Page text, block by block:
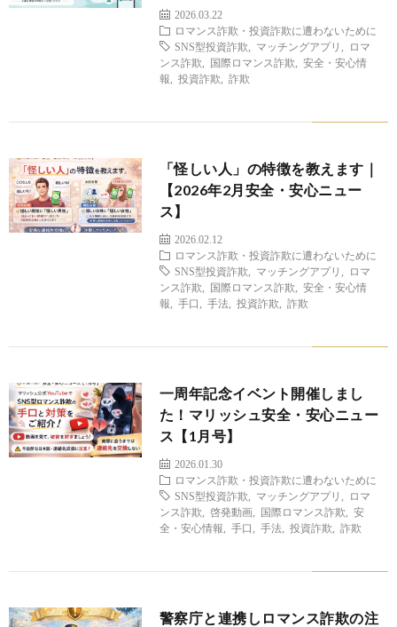
2026.03.22
ロマンス詐欺・投資詐欺に遭わないために
SNS型投資詐欺
マッチングアプリ
ロマ
ンス詐欺
国際ロマンス詐欺
安全・安心情
報
投資詐欺 詐欺
「怪しい人」の特徴を教えます｜
【2026年2月安全・安心ニュー
ス】
2026.02.12
ロマンス詐欺・投資詐欺に遭わないために
SNS型投資詐欺
マッチングアプリ
ロマ
ンス詐欺
国際ロマンス詐欺
安全・安心情
報
手口 手法, 投資詐欺 詐欺
一周年記念イベント開催しまし
た！マリッシュ安全・安心ニュー
ス【1月号】
2026.01.30
ロマンス詐欺・投資詐欺に遭わないために
SNS型投資詐欺
マッチングアプリ
ロマ
ンス詐欺
啓発動画, 国際ロマンス詐欺
安
全・安心情報
手口 手法, 投資詐欺 詐欺
警察庁と連携しロマンス詐欺の注